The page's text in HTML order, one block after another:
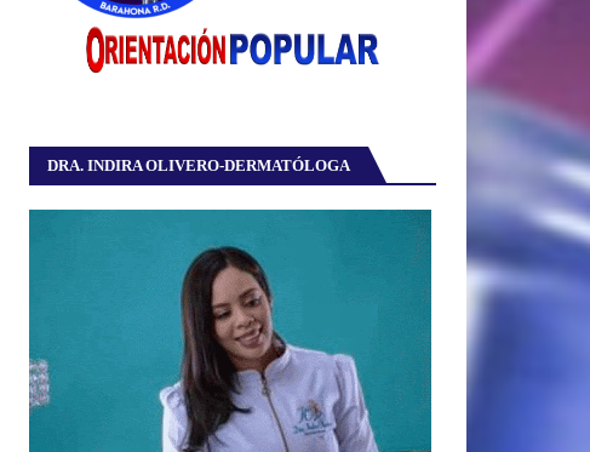
DRA. INDIRA OLIVERO-DERMATÓLOGA